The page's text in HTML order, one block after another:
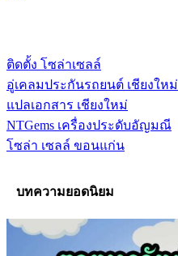
ติดตั้ง โซล่าเซลล์
อู่เคลมประกันรถยนต์ เชียงใหม่
แปลเอกสาร เชียงใหม่
NTGems เครื่องประดับอัญมณี
โซล่า เซลล์ ขอนแก่น
บทความยอดนิยม